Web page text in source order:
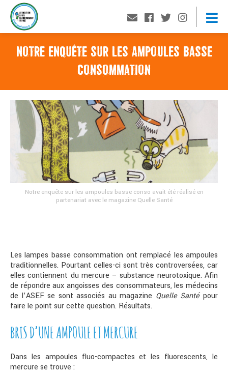
NOTRE ENQUÊTE SUR LES AMPOULES BASSE
CONSOMMATION
Notre enquête sur les ampoules basse conso avait été réalisé en
partenariat avec le magazine Quelle Santé
Les lampes basse consommation ont remplacé les ampoules
traditionnelles. Pourtant celles-ci sont très controversées, car
elles contiennent du mercure – substance neurotoxique. Afin
de répondre aux angoisses des consommateurs, les médecins
de l’ASEF se sont associés au magazine Quelle Santépour
faire le point sur cette question. Résultats.
BRIS D’UNE AMPOULE ET MERCURE
Dans les ampoules fluo-compactes et les fluorescents, le
mercure se trouve :